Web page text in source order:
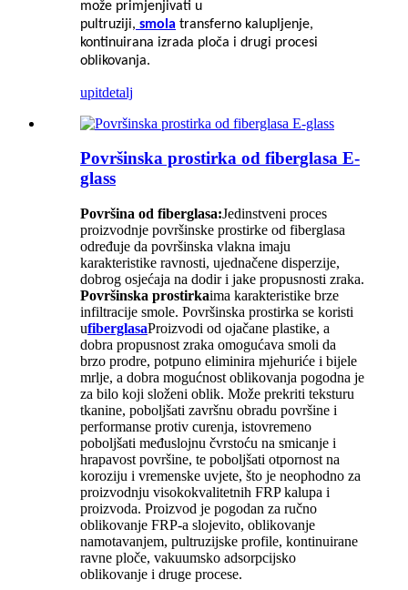
može primjenjivati ​​u
pultruziji, smola transferno kalupljenje,
kontinuirana izrada ploča i drugi procesi
oblikovanja.
upitdetalj
Površinska prostirka od fiberglasa E-
glass
Površina od fiberglasa:Jedinstveni proces
proizvodnje površinske prostirke od fiberglasa
određuje da površinska vlakna imaju
karakteristike ravnosti, ujednačene disperzije,
dobrog osjećaja na dodir i jake propusnosti zraka.
Površinska prostirkaima karakteristike brze
infiltracije smole. Površinska prostirka se koristi
ufiberglasaProizvodi od ojačane plastike, a
dobra propusnost zraka omogućava smoli da
brzo prodre, potpuno eliminira mjehuriće i bijele
mrlje, a dobra mogućnost oblikovanja pogodna je
za bilo koji složeni oblik. Može prekriti teksturu
tkanine, poboljšati završnu obradu površine i
performanse protiv curenja, istovremeno
poboljšati međuslojnu čvrstoću na smicanje i
hrapavost površine, te poboljšati otpornost na
koroziju i vremenske uvjete, što je neophodno za
proizvodnju visokokvalitetnih FRP kalupa i
proizvoda. Proizvod je pogodan za ručno
oblikovanje FRP-a slojevito, oblikovanje
namotavanjem, pultruzijske profile, kontinuirane
ravne ploče, vakuumsko adsorpcijsko
oblikovanje i druge procese.